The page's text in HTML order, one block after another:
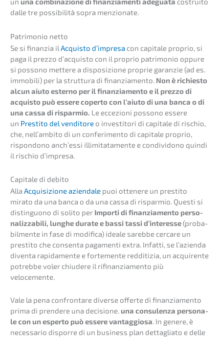
dalle tre possi­bi­li­tà sopra menzionate.
Patri­mo­nio netto
Se si finan­zia il Acquis­to d’impre­sa con capita­le proprio, si
paga il prezzo d’acquis­to con il proprio patri­mo­nio oppure
si posso­no mette­re a dispo­si­zio­ne proprie garan­zie (ad es.
immobi­li) per la strut­tu­ra di finan­zia­men­to. Non è richies­to
alcun aiuto ester­no per il finan­zia­men­to e il prezzo di
acquis­to può essere coper­to con l’aiuto di una banca o di
una cassa di rispar­mio. Le eccezio­ni posso­no essere
un Presti­to del vendito­re o inves­ti­to­ri di capita­le di rischio,
che, nell’am­bi­to di un confe­ri­men­to di capita­le proprio,
rispon­do­no anch’es­si illimi­ta­ta­men­te e condi­vi­do­no quindi
il rischio d’impresa.
Capita­le di debito
Alla Acqui­si­zio­ne aziend­a­le puoi ottene­re un presti­to
mirato da una banca o da una cassa di rispar­mio. Questi si
distin­guo­no di solito per Impor­ti di finan­zia­men­to perso­
na­liz­za­bi­li, lunghe durate e bassi tassi d’inter­es­se (proba­
bilm­en­te in fase di modifi­ca) ideale sareb­be cerca­re un
presti­to che consen­ta pagamen­ti extra. Infat­ti, se l’azi­en­da
diven­ta rapida­men­te e forte­men­te reddi­ti­zia, un acqui­ren­te
potreb­be voler chiude­re il rifinan­zia­men­to più
velocemente.
Vale la pena confronta­re diver­se offer­te di finan­zia­men­to
prima di prende­re una decis­io­ne. una consu­len­za perso­na­
le con un esper­to può essere vantag­gio­sa. In genere, è
neces­sa­rio dispor­re di un business plan detta­gli­a­to e delle